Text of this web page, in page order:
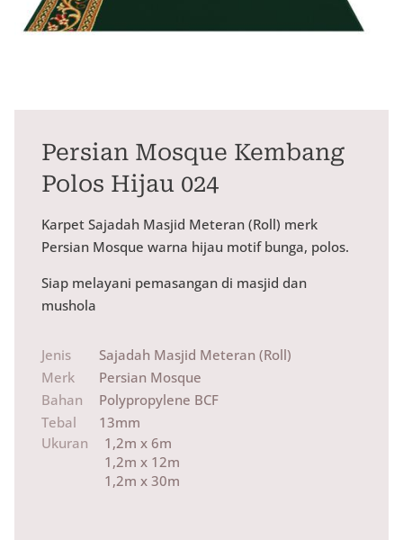
Persian Mosque Kembang
Polos Hijau 024
Karpet Sajadah Masjid Meteran (Roll) merk
Persian Mosque warna hijau motif bunga, polos.
Siap melayani pemasangan di masjid dan
mushola
Jenis
Sajadah Masjid Meteran (Roll)
Merk
Persian Mosque
Bahan
Polypropylene BCF
Tebal
13mm
Ukuran
1,2m x 6m
1,2m x 12m
1,2m x 30m